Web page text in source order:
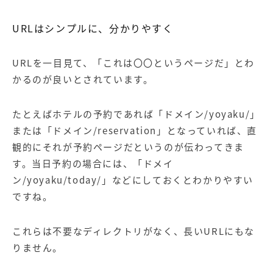
URLはシンプルに、分かりやすく
URLを一目見て、「これは〇〇というページだ」とわ
かるのが良いとされています。
たとえばホテルの予約であれば「ドメイン/yoyaku/」
または「ドメイン/reservation」となっていれば、直
観的にそれが予約ページだというのが伝わってきま
す。当日予約の場合には、「ドメイ
ン/yoyaku/today/」などにしておくとわかりやすい
ですね。
これらは不要なディレクトリがなく、長いURLにもな
りません。